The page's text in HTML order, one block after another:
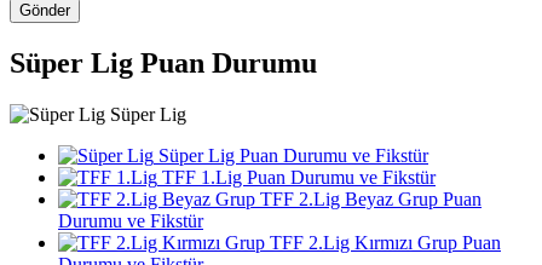
Gönder
Süper Lig Puan Durumu
Süper Lig
Süper Lig Puan Durumu ve Fikstür
TFF 1.Lig Puan Durumu ve Fikstür
TFF 2.Lig Beyaz Grup Puan
Durumu ve Fikstür
TFF 2.Lig Kırmızı Grup Puan